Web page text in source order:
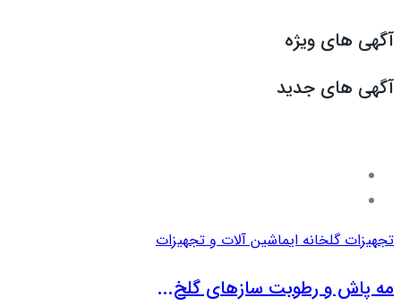
آگهی های ویژه
آگهی های جدید
تجهیزات گلخانه ایماشین آلات و تجهیزات
مه پاش و رطوبت سازهای گلخ...